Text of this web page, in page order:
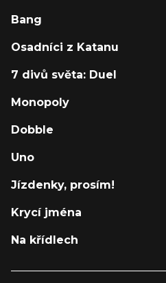
Bang
Osadníci z Katanu
7 divů světa: Duel
Monopoly
Dobble
Uno
Jízdenky, prosím!
Krycí jména
Na křídlech